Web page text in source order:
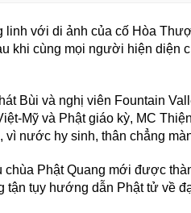
linh với di ảnh của cố Hòa
khi cùng mọi người hiện diện
Bùi và nghị viên Fountain
Mỹ và Phật giáo kỳ, MC
vì nước hy sinh, thân chẳng
Phật Quang mới được
tận tụy hướng dẫn Phật tử về